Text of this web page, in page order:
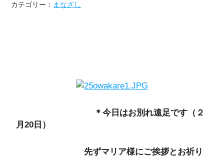
カテゴリー： まなざし
＊今日はお別れ遠足です（２
月20日）
先ずマリア様にご挨拶とお祈り